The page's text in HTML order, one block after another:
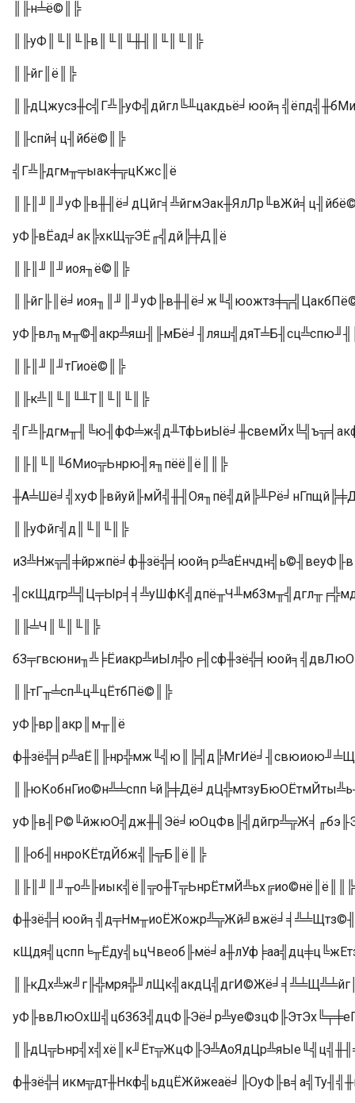
║╟н╧ё©║╠
║╟уФ║╙║╙╟в║╙║╙╫╢║╙║╙║╠
║╟йг║ё║╠
║╟спй╡ц╢йбё©║╠
╣Г╩╟дгм╥╤ыак╪╦цКжс║ё
уФ╟вЁад╛ак╠хкЩ╦ЭЁ╓╣дй╠╪Д║ё
║╟║╜║╜иоя╖ё©║╠
║╟║╜║╜тГиоё©║╠
║╟к╩║╙║╙╨Т║╙║╙║╠
║╟║╙║╙бМио╦Ьнрю╢я╖пёё║ё║║╠
║╟уФйг╣д║╙║╙║╠
║╟╧Ч║╙║╙║╠
║╟тГ╥╧сп╨ц╨цЁтбПё©║╠
уФ╟вр║акр║м╥║ё
║╟об╢ннроКЁтдЙбж╣╟╦Б║ё║╠
║╟║╜║╜╥о╩╟иык╣ё║╦о╫Т╦ЬнрЁтмЙ╩ьх╔ио©нё║ё║║╠